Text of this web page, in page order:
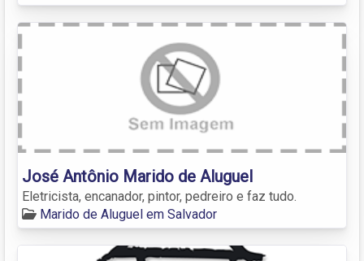
José Antônio Marido de Aluguel
Eletricista, encanador, pintor, pedreiro e faz tudo.
Marido de Aluguel em Salvador